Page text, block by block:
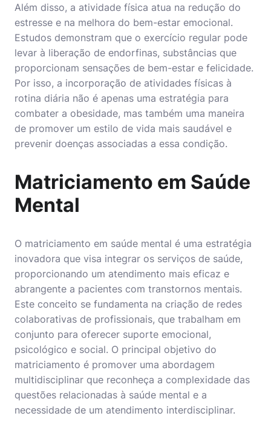
Além disso, a atividade física atua na redução do
estresse e na melhora do bem-estar emocional.
Estudos demonstram que o exercício regular pode
levar à liberação de endorfinas, substâncias que
proporcionam sensações de bem-estar e felicidade.
Por isso, a incorporação de atividades físicas à
rotina diária não é apenas uma estratégia para
combater a obesidade, mas também uma maneira
de promover um estilo de vida mais saudável e
prevenir doenças associadas a essa condição.
Matriciamento em Saúde
Mental
O matriciamento em saúde mental é uma estratégia
inovadora que visa integrar os serviços de saúde,
proporcionando um atendimento mais eficaz e
abrangente a pacientes com transtornos mentais.
Este conceito se fundamenta na criação de redes
colaborativas de profissionais, que trabalham em
conjunto para oferecer suporte emocional,
psicológico e social. O principal objetivo do
matriciamento é promover uma abordagem
multidisciplinar que reconheça a complexidade das
questões relacionadas à saúde mental e a
necessidade de um atendimento interdisciplinar.